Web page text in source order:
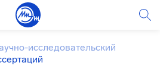
исследовательский